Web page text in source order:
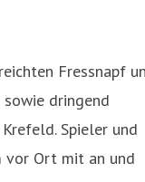
Fressnapf
dringend
Spieler und
vor Ort mit an und